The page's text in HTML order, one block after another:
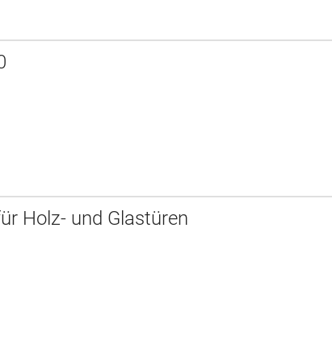
Holz- und Glastüren